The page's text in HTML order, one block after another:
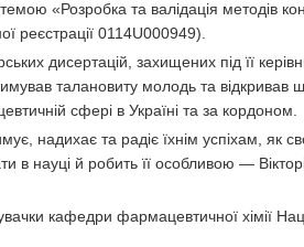
«Розробка та валідація методів
реєстрації 0114U000949).
дисертацій, захищених під її
талановиту молодь та відкривав
сфері в Україні та за кордоном.
надихає та радіє їхнім успіхам, як
в науці й робить її особливою —